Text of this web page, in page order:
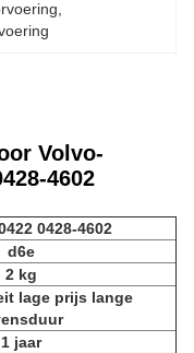
Volvo-
4602
0428-4602
d6e
2 kg
lage prijs lange
1 jaar